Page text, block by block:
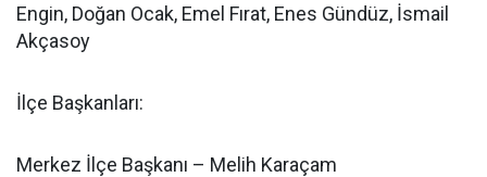
Engin, Doğan Ocak, Emel Fırat, Enes Gündüz, İsmail
Akçasoy
İlçe Başkanları:
Merkez İlçe Başkanı – Melih Karaçam